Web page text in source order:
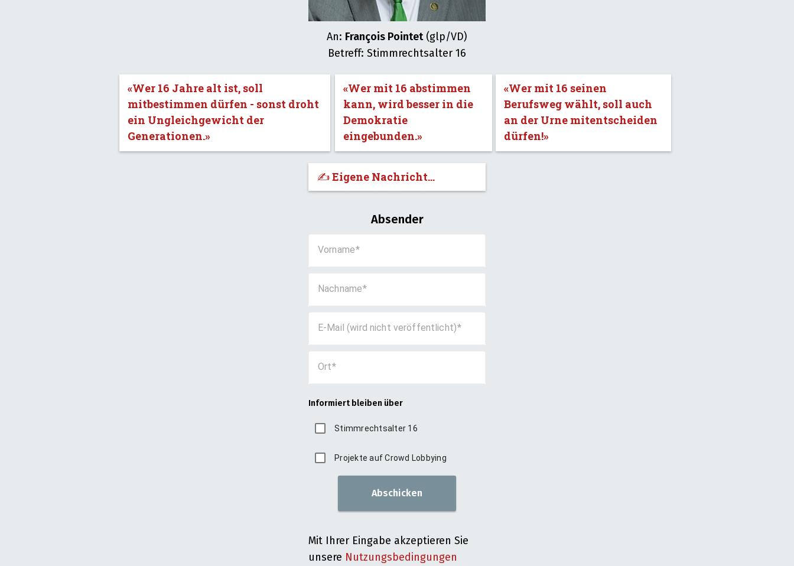
An: François Pointet(glp/VD)
Betreff: Stimmrechtsalter 16
«Wer 16 Jahre alt ist, soll
mitbestimmen dürfen - sonst droht
ein Ungleichgewicht der
Generationen.»
«Wer mit 16 abstimmen
kann, wird besser in die
Demokratie
eingebunden.»
«Wer mit 16 seinen
Berufsweg wählt, soll auch
an der Urne mitentscheiden
dürfen!»
✍️ Eigene Nachricht...
Absender
Vorname
Nachname
E-Mail (wird nicht veröffentlicht)
Ort
Informiert bleiben über
Stimmrechtsalter 16
Projekte auf Crowd Lobbying
Abschicken
Mit Ihrer Eingabe akzeptieren Sie
unsere Nutzungsbedingungen